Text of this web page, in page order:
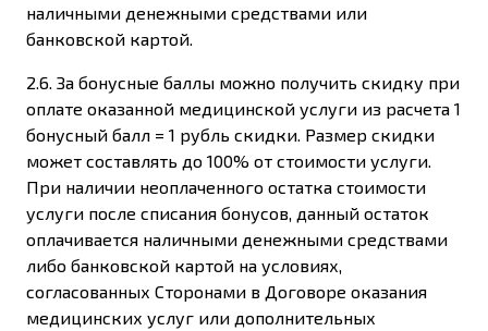
наличными денежными средствами или
банковской картой.
2.6. За бонусные баллы можно получить скидку при
оплате оказанной медицинской услуги из расчета 1
бонусный балл = 1 рубль скидки. Размер скидки
может составлять до 100% от стоимости услуги.
При наличии неоплаченного остатка стоимости
услуги после списания бонусов, данный остаток
оплачивается наличными денежными средствами
либо банковской картой на условиях,
согласованных Сторонами в Договоре оказания
медицинских услуг или дополнительных